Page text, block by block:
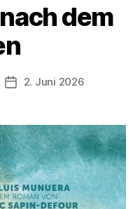
dem
Veröffentlichungsdatum
2. Juni 2026